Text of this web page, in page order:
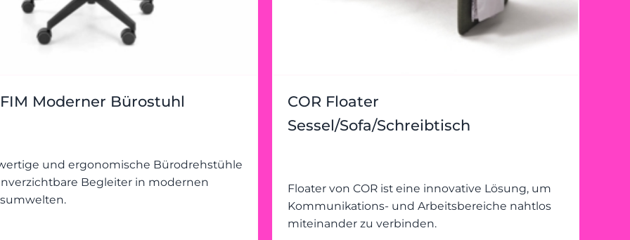
Moderner Bürostuhl
und ergonomische Bürodrehstühle
Begleiter in modernen
COR Floater
Sessel/Sofa/Schreibtisch
Floater von COR ist eine innovative Lösung, um
Kommunikations- und Arbeitsbereiche nahtlos
miteinander zu verbinden.